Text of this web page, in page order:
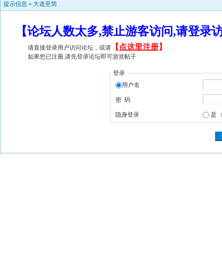
提示信息 » 大道至简
【论坛人数太多,禁止游客访问,请登
请直接登录用户访问论坛，或请 【 点这里注册】
如果您已注册,请先登录论坛即可游览帖子
登录
用户名
密 码
隐身登录 是